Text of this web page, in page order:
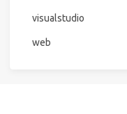
visualstudio
web